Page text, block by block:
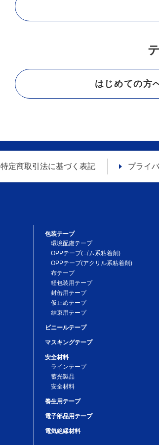
はじめての方
特定商取引法に基づく表記 プライ
包装テープ
環境配慮テープ
OPPテープ(ゴム系粘着剤)
OPPテープ(アクリル系粘着剤)
布テープ
軽包装用テープ
封缶用テープ
仮止めテープ
結束用テープ
ビニールテープ
マスキングテープ
安全材料
ラインテープ
蓄光製品
安全材料
養生用テープ
電子部品用テープ
電気絶縁材料